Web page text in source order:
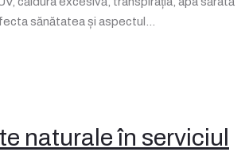
sănătatea și aspectul…
naturale în serviciul